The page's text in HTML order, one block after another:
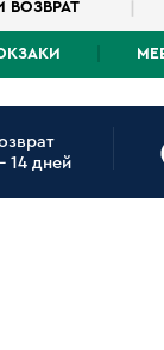
ВОЗВРАТ
14 дней